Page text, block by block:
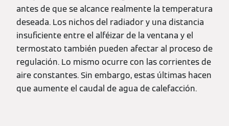
antes de que se alcance realmente la temperatura
deseada. Los nichos del radiador y una distancia
insuficiente entre el alféizar de la ventana y el
termostato también pueden afectar al proceso de
regulación. Lo mismo ocurre con las corrientes de
aire constantes. Sin embargo, estas últimas hacen
que aumente el caudal de agua de calefacción.